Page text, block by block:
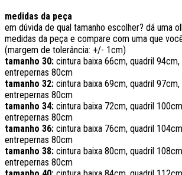
medidas da peça
em dúvida de qual tamanho escolher? dá uma
medidas da peça e compare com uma que
(margem de tolerância: +/- 1cm)
tamanho 30: cintura baixa 66cm, quadril
entrepernas 80cm
tamanho 32: cintura baixa 69cm, quadril
entrepernas 80cm
tamanho 34: cintura baixa 72cm, quadril
entrepernas 80cm
tamanho 36: cintura baixa 76cm, quadril
entrepernas 80cm
tamanho 38: cintura baixa 80cm, quadril
entrepernas 80cm